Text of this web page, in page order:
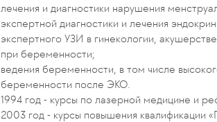
лечения и диагностики нарушения
экспертной диагностики и лечения
экспертного УЗИ в гинекологии,
при беременности;
ведения беременности, в том числе
беременности после ЭКО.
1994 год - курсы по лазерной медицине и
2003 год - курсы повышения квалификации